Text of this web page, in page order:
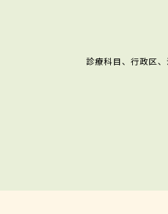
診療科目、行政区